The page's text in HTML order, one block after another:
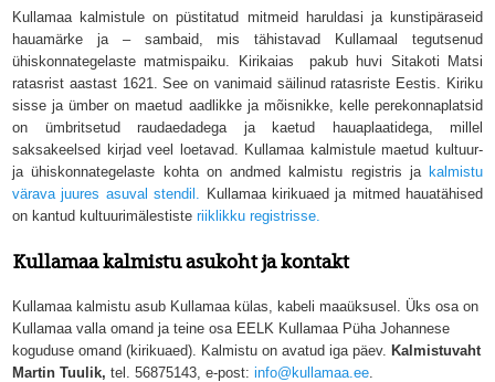
Kullamaa kalmistule on püstitatud mitmeid haruldasi ja kunstipäraseid
hauamärke ja – sambaid, mis tähistavad Kullamaal tegutsenud
ühiskonnategelaste matmispaiku. Kirikaias pakub huvi Sitakoti Matsi
ratasrist aastast 1621. See on vanimaid säilinud ratasriste Eestis. Kiriku
sisse ja ümber on maetud aadlikke ja mõisnikke, kelle perekonnaplatsid
on ümbritsetud raudaedadega ja kaetud hauaplaatidega, millel
saksakeelsed kirjad veel loetavad. Kullamaa kalmistule maetud kultuur-
ja ühiskonnategelaste kohta on andmed kalmistu registris jakalmistu
värava juures asuval stendil . Kullamaa kirikuaed ja mitmed hauatähised
on kantud kultuurimälestiste riiklikku registrisse.
Kullamaa kalmistu asukoht ja kontakt
Kullamaa kalmistu asub Kullamaa külas, kabeli maaüksusel. Üks osa on
Kullamaa valla omand ja teine osa EELK Kullamaa Püha Johannese
koguduse omand (kirikuaed). Kalmistu on avatud iga päev. Kalmistuvaht
Martin Tuulik, tel. 56875143, e-post: info@kullamaa.ee.